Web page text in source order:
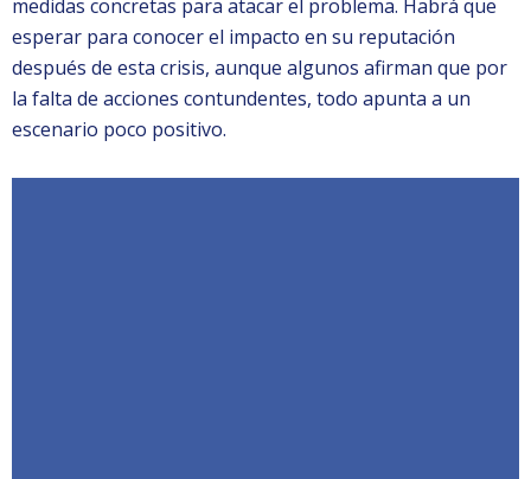
medidas concretas para atacar el problema. Habrá que
esperar para conocer el impacto en su reputación
después de esta crisis, aunque algunos afirman que por
la falta de acciones contundentes, todo apunta a un
escenario poco positivo.